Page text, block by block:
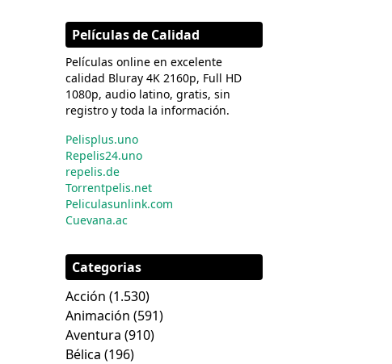
Películas de Calidad
Películas online en excelente
calidad Bluray 4K 2160p, Full HD
1080p, audio latino, gratis, sin
registro y toda la información.
Pelisplus.uno
Repelis24.uno
repelis.de
Torrentpelis.net
Peliculasunlink.com
Cuevana.ac
Categorias
Acción (1.530)
Animación (591)
Aventura (910)
Bélica (196)